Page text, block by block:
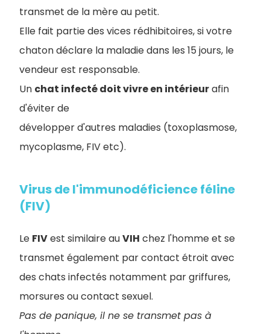
transmet de la mère au petit.
Elle fait partie des vices rédhibitoires, si votre
chaton déclare la maladie dans les 15 jours, le
vendeur est responsable.
Un chat infecté doit vivre en intérieurafin
d'éviter de
développer d'autres maladies (toxoplasmose,
mycoplasme, FIV etc).
Virus de l'immunodéficience féline
(FIV)
Le FIVest similaire auVIH chez l'homme et se
transmet également par contact étroit avec
des chats infectés notamment par griffures,
morsures ou contact sexuel.
Pas de panique, il ne se transmet pas à